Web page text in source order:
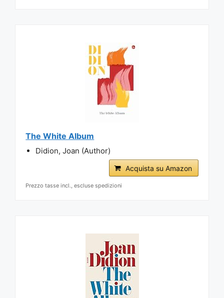
The White Album
Didion, Joan (Author)
Acquista su Amazon
Prezzo tasse incl., escluse spedizioni